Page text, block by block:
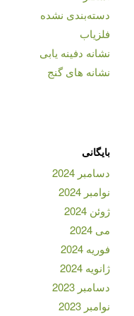
دسته‌بندی نشده
فلزیاب
نشانه دفینه یابی
نشانه های گنج
بایگانی
دسامبر 2024
نوامبر 2024
ژوئن 2024
می 2024
فوریه 2024
ژانویه 2024
دسامبر 2023
نوامبر 2023